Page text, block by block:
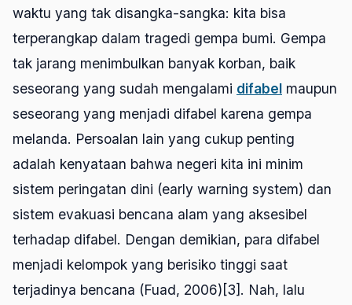
waktu yang tak disangka-sangka: kita bisa
terperangkap dalam tragedi gempa bumi. Gempa
tak jarang menimbulkan banyak korban, baik
seseorang yang sudah mengalami difabel maupun
seseorang yang menjadi difabel karena gempa
melanda. Persoalan lain yang cukup penting
adalah kenyataan bahwa negeri kita ini minim
sistem peringatan dini (early warning system) dan
sistem evakuasi bencana alam yang aksesibel
terhadap difabel. Dengan demikian, para difabel
menjadi kelompok yang berisiko tinggi saat
terjadinya bencana (Fuad, 2006)[3]. Nah, lalu